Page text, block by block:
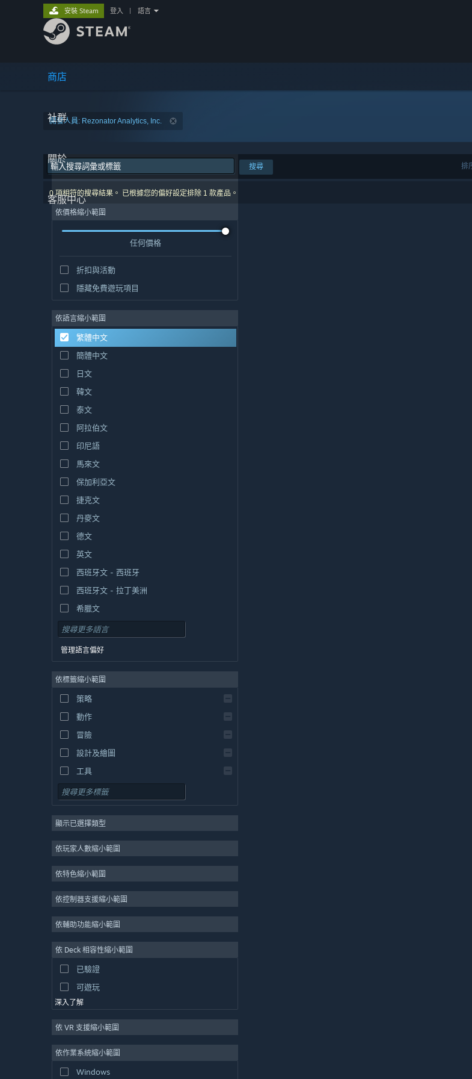
商店
社群
關於
客服中心
安裝 Steam 登入 語言
開發人員: Rezonator Analytics, Inc.
排
搜尋
0 項相符的搜尋結果。 已根據您的偏好設定排除 1 款產品。
依價格縮小範圍
任何價格
折扣與活動
隱藏免費遊玩項目
依語言縮小範圍
繁體中文
簡體中文
日文
韓文
泰文
阿拉伯文
印尼語
馬來文
保加利亞文
捷克文
丹麥文
德文
英文
西班牙文 - 西班牙
西班牙文 - 拉丁美洲
希臘文
管理語言偏好
依標籤縮小範圍
策略
動作
冒險
設計及繪圖
工具
免費遊玩
大型多人
獨立
休閒
模擬
影像製作
圖片編輯
顯示已選擇類型
依玩家人數縮小範圍
依特色縮小範圍
依控制器支援縮小範圍
依輔助功能縮小範圍
依 Deck 相容性縮小範圍
已驗證
可遊玩
深入了解
依 VR 支援縮小範圍
依作業系統縮小範圍
Windows